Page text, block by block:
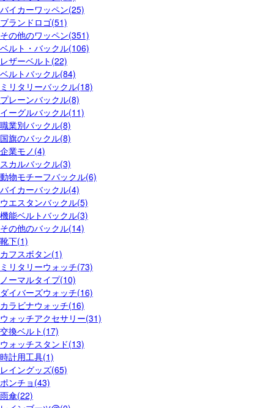
バイカーワッペン(25)
ブランドロゴ(51)
その他のワッペン(351)
ベルト・バックル(106)
レザーベルト(22)
ベルトバックル(84)
ミリタリーバックル(18)
プレーンバックル(8)
イーグルバックル(11)
職業別バックル(8)
国旗のバックル(8)
企業モノ(4)
スカルバックル(3)
動物モチーフバックル(6)
バイカーバックル(4)
ウエスタンバックル(5)
機能ベルトバックル(3)
その他のバックル(14)
靴下(1)
カフスボタン(1)
ミリタリーウォッチ(73)
ノーマルタイプ(10)
ダイバーズウォッチ(16)
カラビナウォッチ(16)
ウォッチアクセサリー(31)
交換ベルト(17)
ウォッチスタンド(13)
時計用工具(1)
レイングッズ(65)
ポンチョ(43)
雨傘(22)